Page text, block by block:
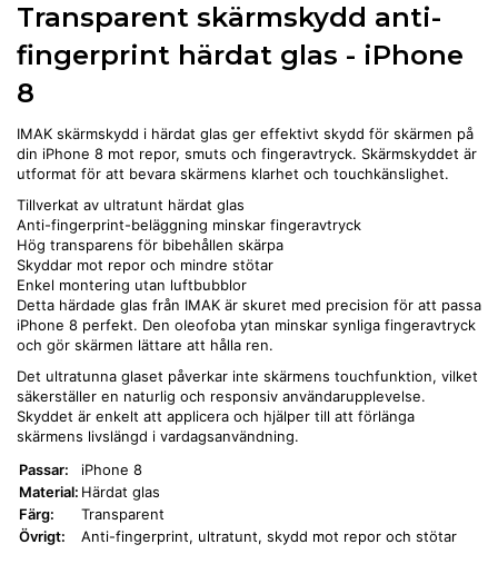
Transparent skärmskydd anti-
fingerprint härdat glas - iPhone
8
IMAK skärmskydd i härdat glas ger effektivt skydd för skärmen på
din iPhone 8 mot repor, smuts och fingeravtryck. Skärmskyddet är
utformat för att bevara skärmens klarhet och touchkänslighet.
Tillverkat av ultratunt härdat glas
Anti-fingerprint-beläggning minskar fingeravtryck
Hög transparens för bibehållen skärpa
Skyddar mot repor och mindre stötar
Enkel montering utan luftbubblor
Detta härdade glas från IMAK är skuret med precision för att passa
iPhone 8 perfekt. Den oleofoba ytan minskar synliga fingeravtryck
och gör skärmen lättare att hålla ren.
Det ultratunna glaset påverkar inte skärmens touchfunktion, vilket
säkerställer en naturlig och responsiv användarupplevelse.
Skyddet är enkelt att applicera och hjälper till att förlänga
skärmens livslängd i vardagsanvändning.
Passar:
iPhone 8
Material: Härdat glas
Färg:
Transparent
Övrigt:
Anti-fingerprint, ultratunt, skydd mot repor och stötar